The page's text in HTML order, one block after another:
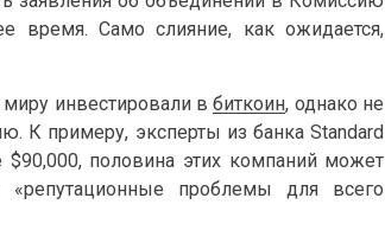
Само слияние, как ожидается,
миру инвестировали вбиткоин, однако не
К примеру, эксперты из банка Standard
$90,000, половина этих компаний может
«репутационные проблемы для всего